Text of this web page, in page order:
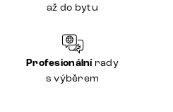
až do bytu
Profesionálnírady
s výběrem